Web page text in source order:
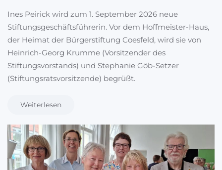
Ines Peirick wird zum 1. September 2026 neue
Stiftungsgeschäftsführerin. Vor dem Hoffmeister-Haus,
der Heimat der Bürgerstiftung Coesfeld, wird sie von
Heinrich-Georg Krumme (Vorsitzender des
Stiftungsvorstands) und Stephanie Göb-Setzer
(Stiftungsratsvorsitzende) begrüßt.
Weiterlesen